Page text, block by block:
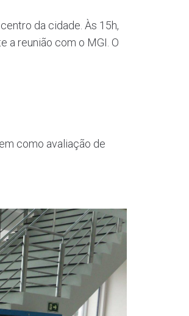
da cidade. Às 15h,
a reunião com o MGI. O
como avaliação de